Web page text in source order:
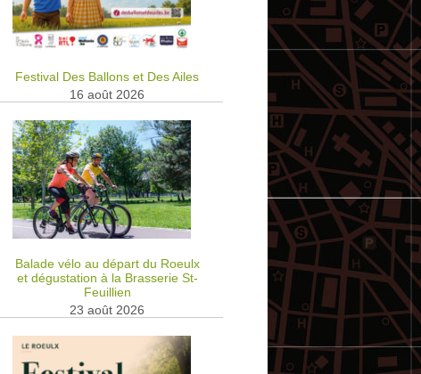
Festival Des Ballons et Des Ailes
16 août 2026
Balade vélo au départ du Roeulx
et dégustation à la Brasserie St-
Feuillien
23 août 2026